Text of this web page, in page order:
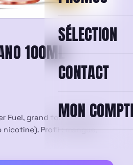
SÉLECTION
CONTACT
MON
100ML –
Fuel, grand format 100 ml
Profil : mangue,